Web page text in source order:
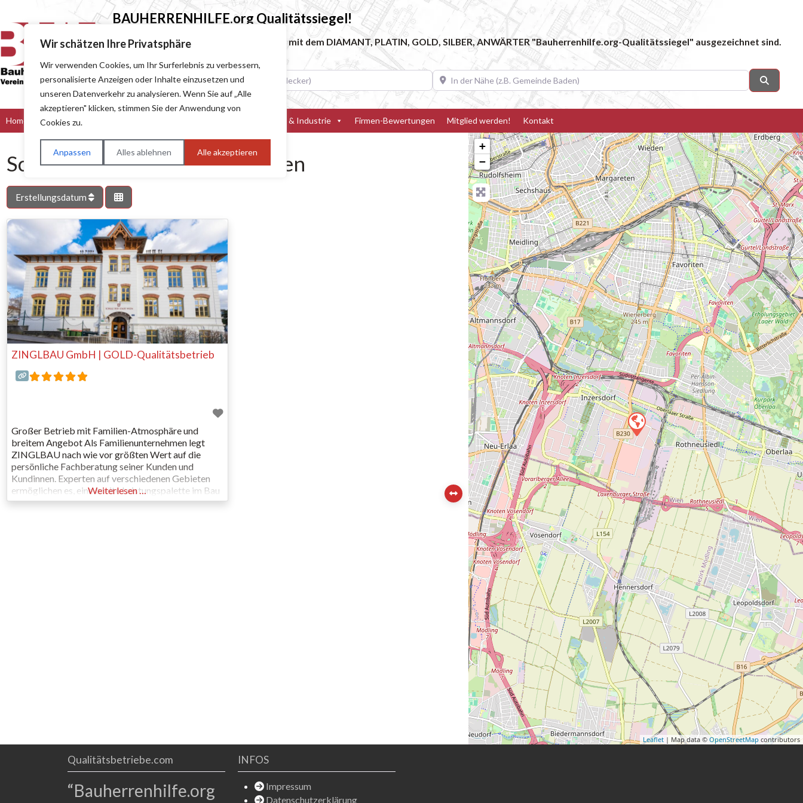
Wir schätzen Ihre Privatsphäre
Wir verwenden Cookies, um Ihr Surferlebnis zu verbessern,
personalisierte Anzeigen oder Inhalte einzusetzen und
unseren Datenverkehr zu analysieren. Wenn Sie auf „Alle
akzeptieren" klicken, stimmen Sie der Anwendung von
Cookies zu.
Anpassen Alles ablehnen Alle akzeptieren
BAUHERRENHILFE.orgQualitätssiegel!
Sie finden hier nur Qualitätsbetriebe, die mit dem DIAMANT, PLATIN, GOLD, SILBER, ANWÄRTER "Bauherrenhilfe.org-Qualitätssiegel" ausgezeichnet sind.
Suchen nach (z.B. Baumeister oder Dachdecker) In der Nähe (z.B. Gemeinde Baden)
Home Bau & Handwerk Hersteller & Industrie Firmen-Bewertungen Mitglied werden! Kontakt
Schlagwort: Ortbetonbauweisen
Erstellungsdatum
ZINGLBAU GmbH | GOLD-Qualitätsbetrieb
Großer Betrieb mit Familien-Atmosphäre und
breitem Angebot Als Familienunternehmen legt
ZINGLBAU nach wie vor größten Wert auf die
persönliche Fachberatung seiner Kunden und
Kundinnen. Experten auf verschiedenen Gebieten
ermöglichen es, eine breite Leistungspalette im Bau
anzubieten. Absolute Zuverlässigkeit, eine familiäre
Weiterlesen …
+
−
Leaflet | Map data © OpenStreetMap contributors
Qualitätsbetriebe.com
“Bauherrenhilfe.org
INFOS
Impressum
Datenschutzerklärung